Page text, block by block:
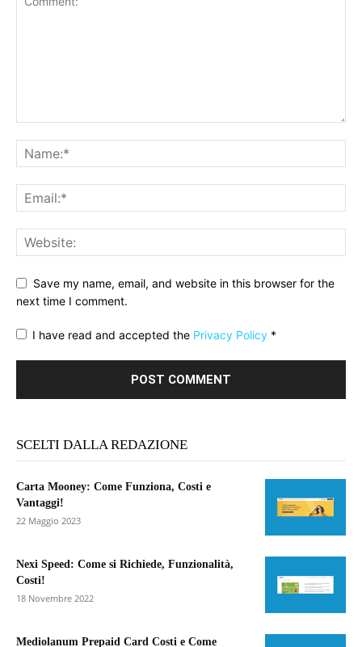
Save my name, email, and website in this browser for the
next time I comment.
I have read and accepted the Privacy Policy *
SCELTI DALLA REDAZIONE
Carta Mooney: Come Funziona, Costi e
Vantaggi!
22 Maggio 2023
Nexi Speed: Come si Richiede, Funzionalità,
Costi!
18 Novembre 2022
Mediolanum Prepaid Card Costi e Come